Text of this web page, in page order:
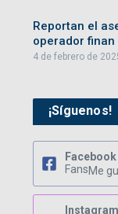
Reportan el
operador finan
4 de febrero de
¡Síguenos!
Facebook
FansMe
Instagram